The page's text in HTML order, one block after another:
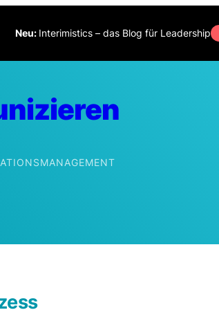
Neu: Interimistics – das Blog für Leadership